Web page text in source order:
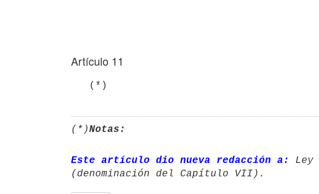
Artículo 11
   (*)
(*)Notas:
Este artículo dio nueva redacción a: Ley